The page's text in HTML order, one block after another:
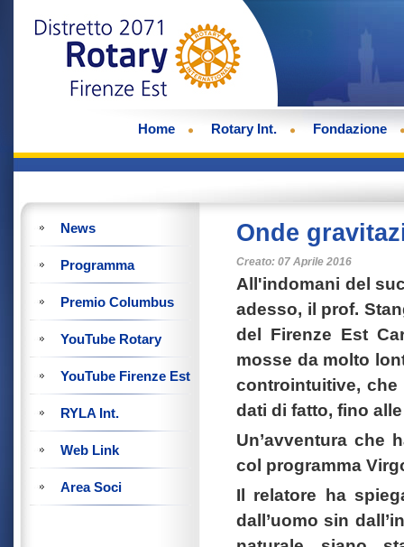
Home Rotary Int. Fondazione
News
Programma
Premio Columbus
YouTube Rotary
YouTube Firenze Est
RYLA Int.
Web Link
Area Soci
Onde
Creato: 07 Aprile 2016
All'indomani del
adesso, il prof.
del Firenze Est
mosse da molto
controintuitive,
dati di fatto, fino
Un’avventura che
col programma
Il relatore ha
dall’uomo sin